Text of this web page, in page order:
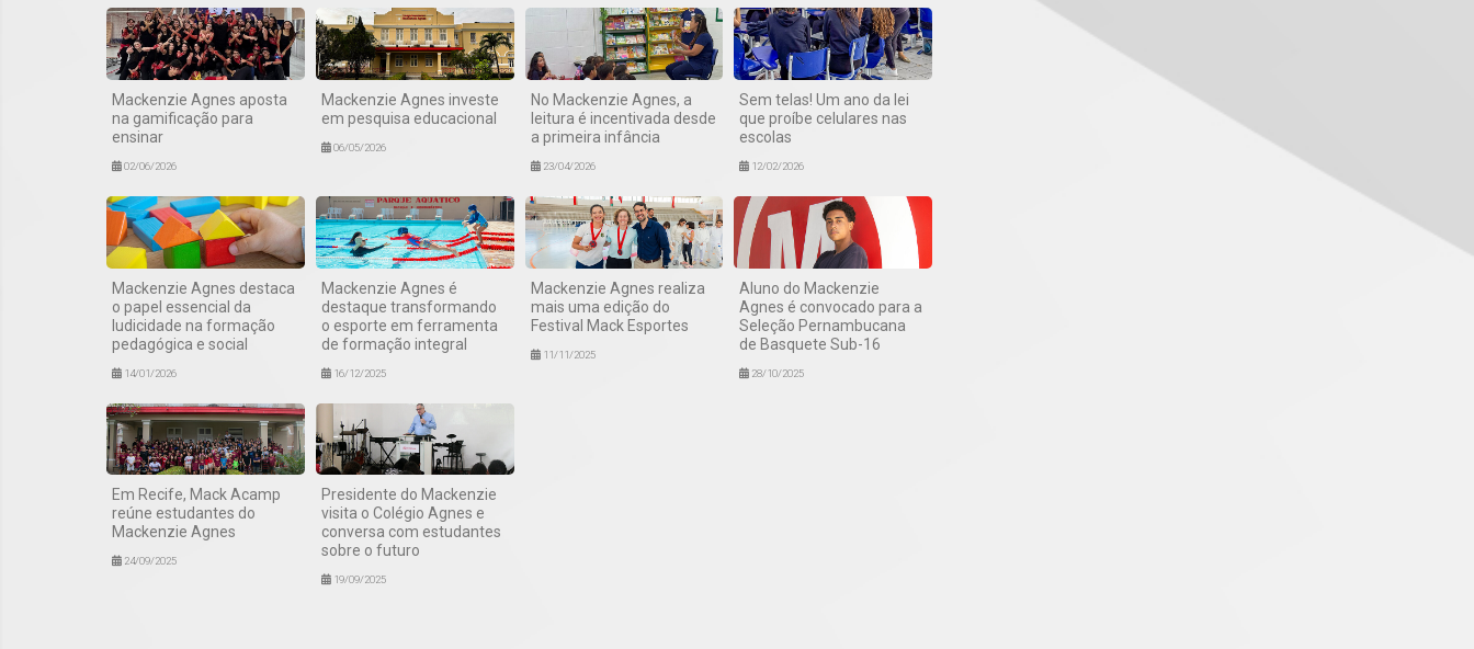
Mackenzie Agnes aposta
na gamificação para
ensinar
02/06/2026
Mackenzie Agnes investe
em pesquisa educacional
06/05/2026
No Mackenzie Agnes, a
leitura é incentivada desde
a primeira infância
23/04/2026
Sem telas! Um ano da lei
que proíbe celulares nas
escolas
12/02/2026
Mackenzie Agnes destaca
o papel essencial da
ludicidade na formação
pedagógica e social
14/01/2026
Mackenzie Agnes é
destaque transformando
o esporte em ferramenta
de formação integral
16/12/2025
Mackenzie Agnes realiza
mais uma edição do
Festival Mack Esportes
11/11/2025
Aluno do Mackenzie
Agnes é convocado para a
Seleção Pernambucana
de Basquete Sub-16
28/10/2025
Em Recife, Mack Acamp
reúne estudantes do
Mackenzie Agnes
24/09/2025
Presidente do Mackenzie
visita o Colégio Agnes e
conversa com estudantes
sobre o futuro
19/09/2025